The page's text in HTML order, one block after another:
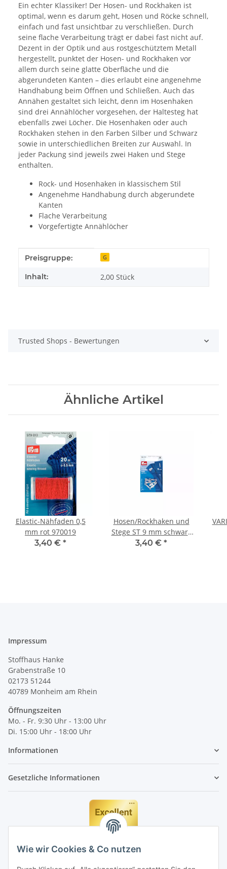
Wie wir Cookies & Co nutzen
Ein echter Klassiker! Der Hosen- und Rockhaken ist
optimal, wenn es darum geht, Hosen und Röcke schnell,
einfach und fast unsichtbar zu verschließen. Durch
seine flache Verarbeitung trägt er dabei fast nicht auf.
Dezent in der Optik und aus rostgeschütztem Metall
hergestellt, punktet der Hosen- und Rockhaken vor
allem durch seine glatte Oberfläche und die
abgerundeten Kanten – dies erlaubt eine angenehme
Handhabung beim Öffnen und Schließen. Auch das
Annähen gestaltet sich leicht, denn im Hosenhaken
sind drei Annählöcher vorgesehen, der Haltesteg hat
ebenfalls zwei Löcher. Die Hosenhaken oder auch
Rockhaken stehen in den Farben Silber und Schwarz
sowie in unterschiedlichen Breiten zur Auswahl. In
jeder Packung sind jeweils zwei Haken und Stege
enthalten.
Rock- und Hosenhaken in klassischem Stil
Angenehme Handhabung durch abgerundete
Kanten
Flache Verarbeitung
Vorgefertigte Annählöcher
Produkteigenschaft
Wert
Preisgruppe: G
Inhalt: 2,00 Stück
Trusted Shops - Bewertungen
Ähnliche Artikel
Elastic-Nähfaden 0,5
mm rot 970019
3,40 € *
Hosen/Rockhaken und
Stege ST 9 mm schwarz
265223
3,40 € *
Impressum
Stoffhaus Hanke
Grabenstraße 10
02173 51244
40789 Monheim am Rhein
Öffnungszeiten
Mo. - Fr. 9:30 Uhr - 13:00 Uhr
Di. 15:00 Uhr - 18:00 Uhr
Informationen
Gesetzliche Informationen